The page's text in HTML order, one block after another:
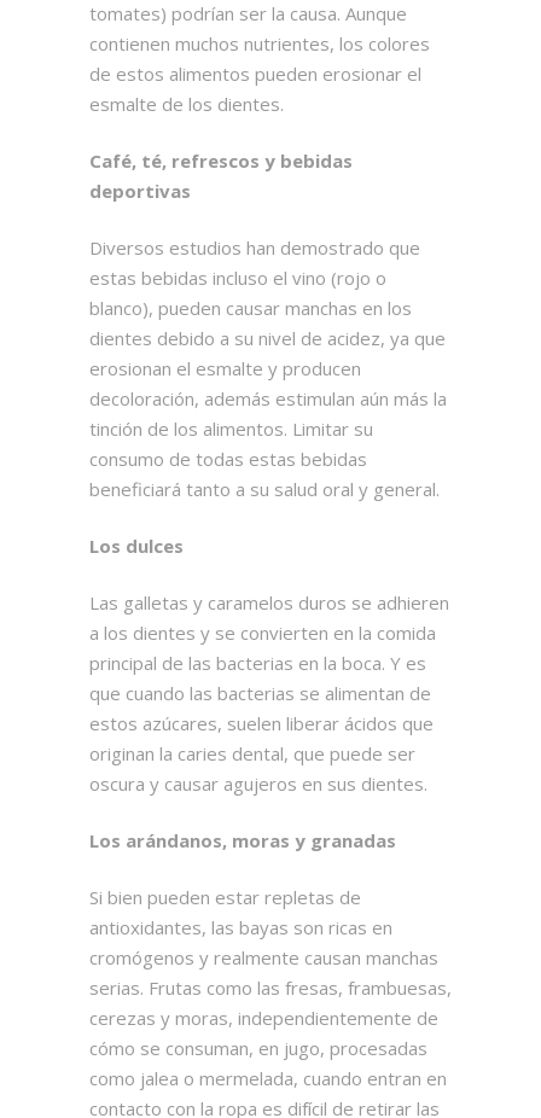
tomates) podrían ser la causa. Aunque
contienen muchos nutrientes, los colores
de estos alimentos pueden erosionar el
esmalte de los dientes.
Café, té, refrescos y bebidas
deportivas
Diversos estudios han demostrado que
estas bebidas incluso el vino (rojo o
blanco), pueden causar manchas en los
dientes debido a su nivel de acidez, ya que
erosionan el esmalte y producen
decoloración, además estimulan aún más la
tinción de los alimentos. Limitar su
consumo de todas estas bebidas
beneficiará tanto a su salud oral y general.
Los dulces
Las galletas y caramelos duros se adhieren
a los dientes y se convierten en la comida
principal de las bacterias en la boca. Y es
que cuando las bacterias se alimentan de
estos azúcares, suelen liberar ácidos que
originan la caries dental, que puede ser
oscura y causar agujeros en sus dientes.
Los arándanos, moras y granadas
Si bien pueden estar repletas de
antioxidantes, las bayas son ricas en
cromógenos y realmente causan manchas
serias. Frutas como las fresas, frambuesas,
cerezas y moras, independientemente de
cómo se consuman, en jugo, procesadas
como jalea o mermelada, cuando entran en
contacto con la ropa es difícil de retirar las